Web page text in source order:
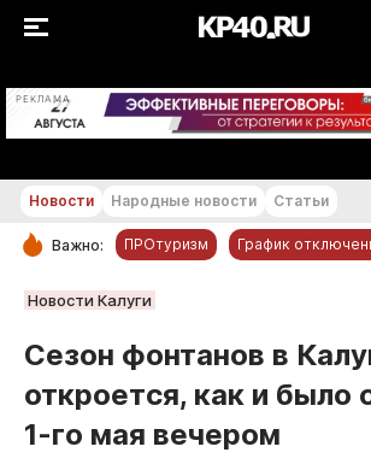
РЕКЛАМА +29...+30 °С
РУБРИКИ
Обнинск
Новости компаний
Статьи
Народные новости
Новости Народные новости Статьи
Важно: ПРОтуризм График
Новости Калуги
Сезон фонтанов в
откроется, как и было
1-го мая вечером